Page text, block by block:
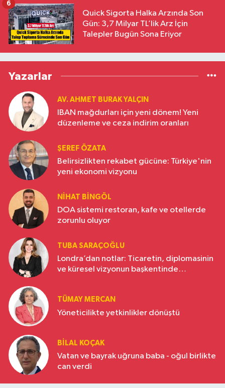
Quick Sigorta Halka Arzında Son
Gün: 3,7 Milyar TL’lik Arz İçin
Talepler Bugün Sona Eriyor
6
Yazarlar
AV. AHMET BURAK YALÇIN
IBAN mağdurları için yeni dönem! Yeni
düzenleme ve ceza indirim oranları
ŞEREF ÖZATA
Belirsizlikten rekabet gücüne: Türkiye'nin
yeni ekonomi vizyonu
NIHAT BINGÖL
DOA sistemi restoran, kafe ve otellerde
zorunlu oluyor
TUBA SARAÇOĞLU
Londra’dan notlar: Ticaretin, diplomasinin
ve küresel vizyonun başkentinde
TÜMAY MERCAN
Yöneticilikte yetkinlikler dönüştü
BILAL KOÇAK
Vatan ve bayrak uğruna baba - oğul birlikte
can verdi